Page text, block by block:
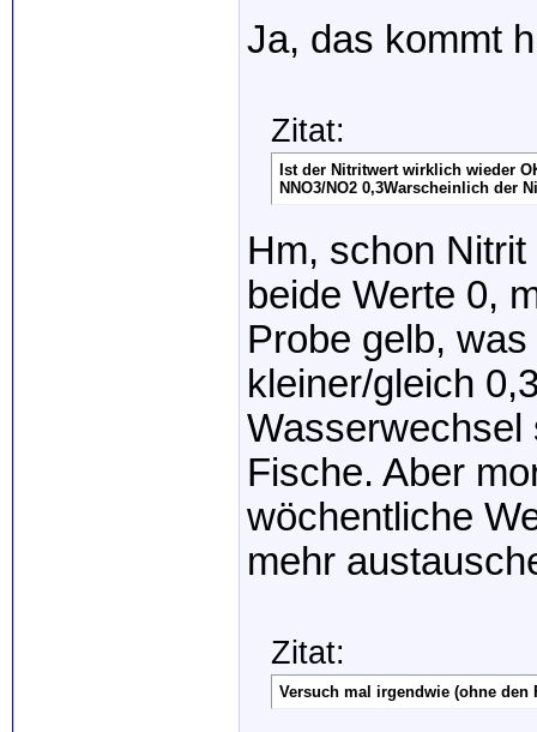
Ja, das kommt
Zitat:
Ist der Nitritwert wirklich wieder
NNO3/NO2 0,3Warscheinlich der
Hm, schon
beide Werte 0,
Probe gelb,
kleiner/gleich
Wasserwechsel
Fische. Aber
wöchentliche
mehr
Zitat:
Versuch mal irgendwie (ohne